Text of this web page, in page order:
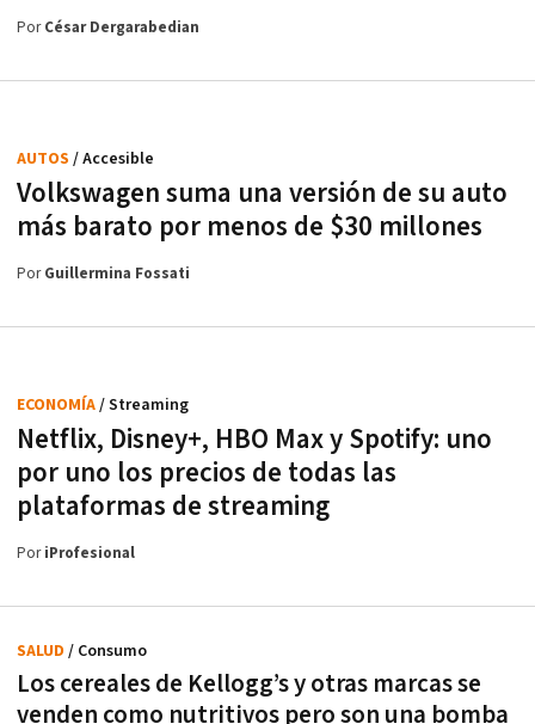
PorCésar Dergarabedian
Volkswagen suma una versión de su auto
más barato por menos de $30 millones
AUTOS / Accesible
PorGuillermina Fossati
Netflix, Disney+, HBO Max y Spotify: uno
por uno los precios de todas las
plataformas de streaming
ECONOMÍA/ Streaming
PoriProfesional
Los cereales de Kellogg’s y otras marcas se
venden como nutritivos pero son una bomba
SALUD / Consumo